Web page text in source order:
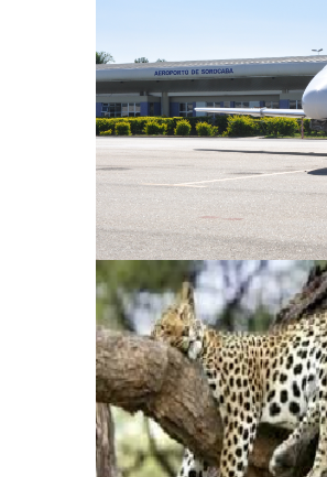
Concessão dos
e de Aviação
Estado de São Paulo
Concessão do
Botânico de São